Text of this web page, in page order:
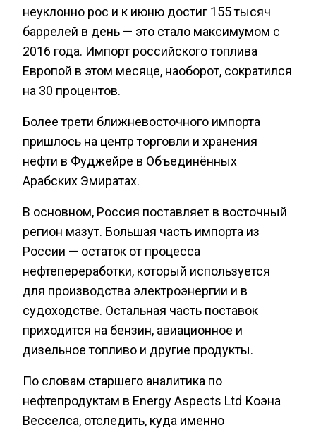
неуклонно рос и к июню достиг 155 тысяч
баррелей в день — это стало максимумом с
2016 года. Импорт российского топлива
Европой в этом месяце, наоборот, сократился
на 30 процентов.
Более трети ближневосточного импорта
пришлось на центр торговли и хранения
нефти в Фуджейре в Объединённых
Арабских Эмиратах.
В основном, Россия поставляет в восточный
регион мазут. Большая часть импорта из
России — остаток от процесса
нефтепереработки, который используется
для производства электроэнергии и в
судоходстве. Остальная часть поставок
приходится на бензин, авиационное и
дизельное топливо и другие продукты.
По словам старшего аналитика по
нефтепродуктам в Energy Aspects Ltd Коэна
Весселса, отследить, куда именно